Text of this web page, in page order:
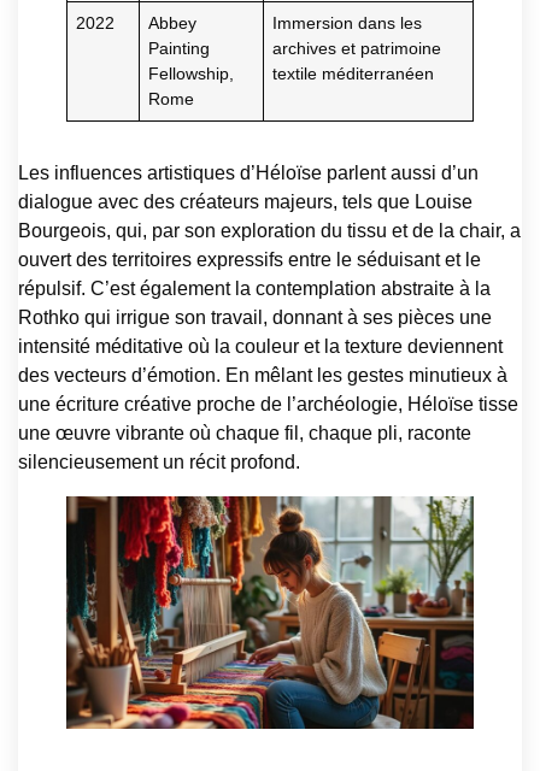
2022
Abbey
Painting
Fellowship,
Rome
Immersion dans les
archives et patrimoine
textile méditerranéen
Les influences artistiques d’Héloïse parlent aussi d’un
dialogue avec des créateurs majeurs, tels que Louise
Bourgeois, qui, par son exploration du tissu et de la chair, a
ouvert des territoires expressifs entre le séduisant et le
répulsif. C’est également la contemplation abstraite à la
Rothko qui irrigue son travail, donnant à ses pièces une
intensité méditative où la couleur et la texture deviennent
des vecteurs d’émotion. En mêlant les gestes minutieux à
une écriture créative proche de l’archéologie, Héloïse tisse
une œuvre vibrante où chaque fil, chaque pli, raconte
silencieusement un récit profond.